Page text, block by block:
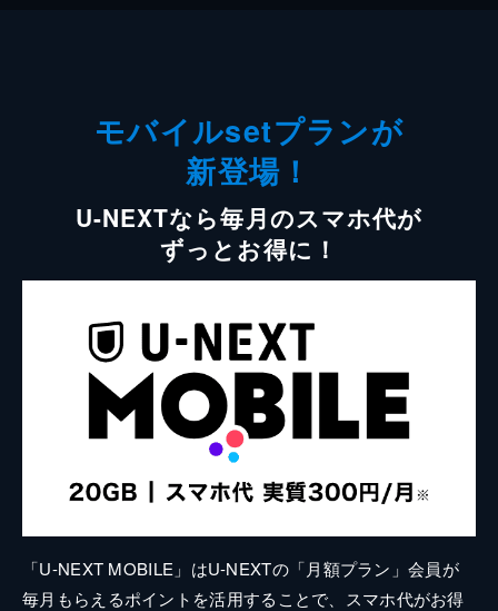
モバイルsetプランが
新登場！
U-NEXTなら毎月のスマホ代が
ずっとお得に！
「U-NEXT MOBILE」はU-NEXTの「月額プラン」会員が
毎月もらえるポイントを活用することで、スマホ代がお得